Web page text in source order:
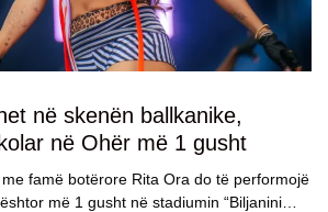
në skenën ballkanike,
në Ohër më 1 gusht
famë botërore Rita Ora do të performojë
më 1 gusht në stadiumin “Biljanini…